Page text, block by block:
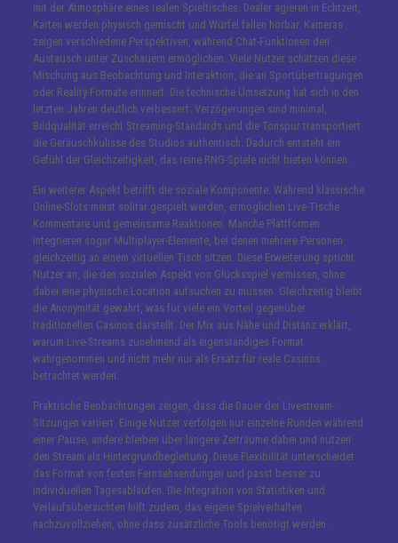
mit der Atmosphäre eines realen Spieltisches. Dealer agieren in Echtzeit,
Karten werden physisch gemischt und Würfel fallen hörbar. Kameras
zeigen verschiedene Perspektiven, während Chat-Funktionen den
Austausch unter Zuschauern ermöglichen. Viele Nutzer schätzen diese
Mischung aus Beobachtung und Interaktion, die an Sportübertragungen
oder Reality-Formate erinnert. Die technische Umsetzung hat sich in den
letzten Jahren deutlich verbessert: Verzögerungen sind minimal,
Bildqualität erreicht Streaming-Standards und die Tonspur transportiert
die Geräuschkulisse des Studios authentisch. Dadurch entsteht ein
Gefühl der Gleichzeitigkeit, das reine RNG-Spiele nicht bieten können.
Ein weiterer Aspekt betrifft die soziale Komponente. Während klassische
Online-Slots meist solitär gespielt werden, ermöglichen Live-Tische
Kommentare und gemeinsame Reaktionen. Manche Plattformen
integrieren sogar Multiplayer-Elemente, bei denen mehrere Personen
gleichzeitig an einem virtuellen Tisch sitzen. Diese Erweiterung spricht
Nutzer an, die den sozialen Aspekt von Glücksspiel vermissen, ohne
dabei eine physische Location aufsuchen zu müssen. Gleichzeitig bleibt
die Anonymität gewahrt, was für viele ein Vorteil gegenüber
traditionellen Casinos darstellt. Der Mix aus Nähe und Distanz erklärt,
warum Live-Streams zunehmend als eigenständiges Format
wahrgenommen und nicht mehr nur als Ersatz für reale Casinos
betrachtet werden.
Praktische Beobachtungen zeigen, dass die Dauer der Livestream-
Sitzungen variiert. Einige Nutzer verfolgen nur einzelne Runden während
einer Pause, andere bleiben über längere Zeiträume dabei und nutzen
den Stream als Hintergrundbegleitung. Diese Flexibilität unterscheidet
das Format von festen Fernsehsendungen und passt besser zu
individuellen Tagesabläufen. Die Integration von Statistiken und
Verlaufsübersichten hilft zudem, das eigene Spielverhalten
nachzuvollziehen, ohne dass zusätzliche Tools benötigt werden.